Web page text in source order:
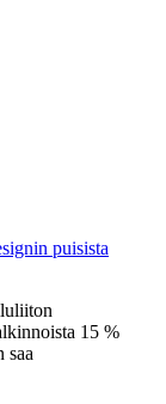
puisista
15 %
saa